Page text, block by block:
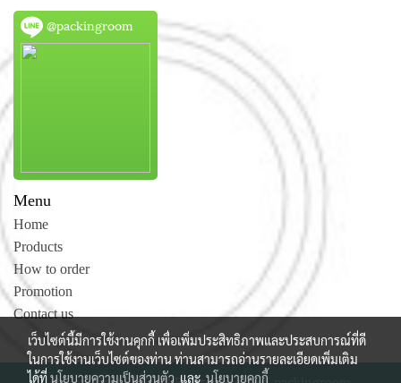
@packingroom
Menu
Home
Products
How to order
Promotion
Contact us
เว็บไซต์นี้มีการใช้งานคุกกี้ เพื่อเพิ่มประสิทธิภาพและประสบการณ์ที่ดี
ในการใช้งานเว็บไซต์ของท่าน ท่านสามารถอ่านรายละเอียดเพิ่มเติม
ได้ที่นโยบายความเป็นส่วนตัวและนโยบายคุกกี้